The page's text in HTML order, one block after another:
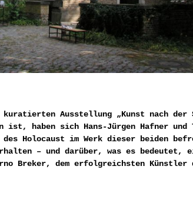
Ausstellung „Kunst nach
haben sich Hans-Jürgen Hafner und
Holocaust im Werk dieser beiden
– und darüber, was es bedeutet,
Breker, dem erfolgreichsten Künstler